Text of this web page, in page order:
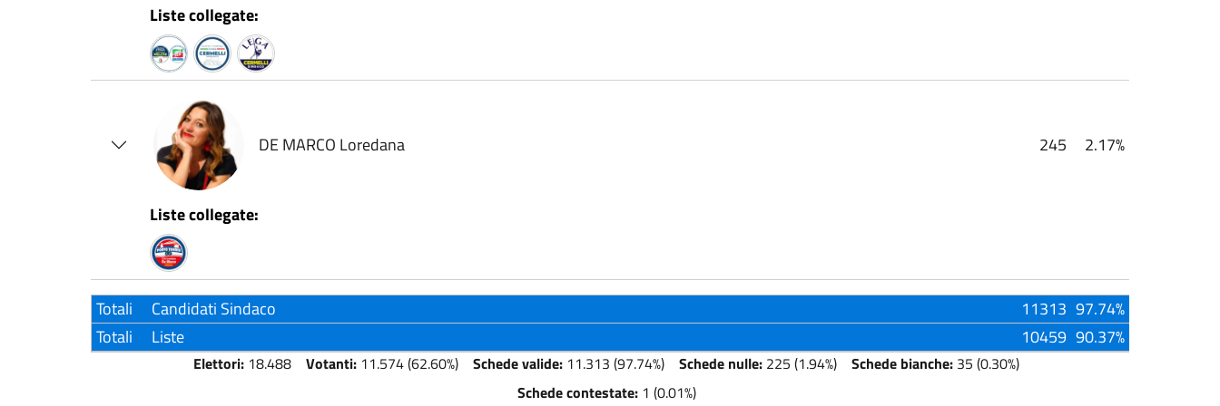
Liste collegate:
DE MARCO Loredana 245 2.17%
Liste collegate:
Totali Candidati Sindaco 11313 97.74%
Totali
Liste 10459 90.37%
Elettori: 18.488 Votanti: 11.574 (62.60%) Schede valide: 11.313 (97.74%) Schede nulle: 225 (1.94%) Schede bianche: 35 (0.30%)
Schede contestate:1 (0.01%)